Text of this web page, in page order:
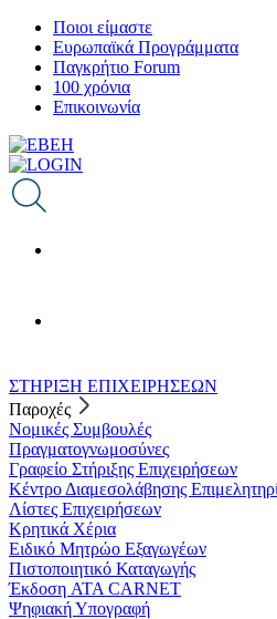
Παράκαμψη
προς
κυρίως
περιεχόμενο
Ποιοι είμαστε
Ευρωπαϊκά Προγράμματα
Παγκρήτιο Forum
100 χρόνια
Επικοινωνία
ΣΤΗΡΙΞΗ ΕΠΙΧΕΙΡΗΣΕΩΝ
Παροχές
Νομικές Συμβουλές
Πραγματογνωμοσύνες
Γραφείο Στήριξης Επιχειρήσεων
Κέντρο Διαμεσολάβησης
Λίστες Επιχειρήσεων
Κρητικά Χέρια
Ειδικό Μητρώο Εξαγωγέων
Πιστοποιητικό Καταγωγής
Έκδοση ATA CARNET
Ψηφιακή Υπογραφή